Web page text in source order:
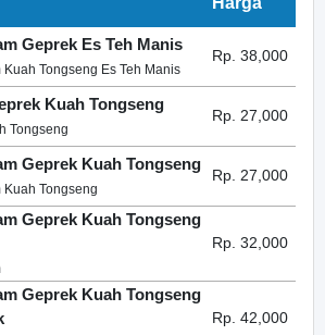
Geprek Es Teh Manis
Kuah Tongseng Es Teh Manis
Rp. 38,000
Kuah Tongseng
Tongseng
Rp. 27,000
Geprek Kuah Tongseng
Kuah Tongseng
Rp. 27,000
Geprek Kuah Tongseng
Rp. 32,000
Geprek Kuah Tongseng
Rp. 42,000